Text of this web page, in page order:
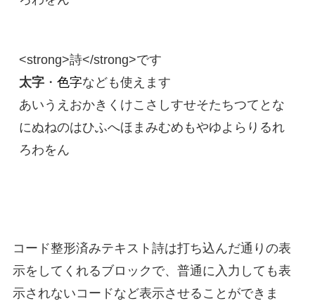
太字・ 色字なども使えます
あいうえおかきくけこさしすせそたちつてとな
にぬねのはひふへほまみむめもやゆよらりるれ
ろわをん
コード整形済みテキスト 詩は打ち込んだ通りの表
示をしてくれるブロックで、普通に入力しても表
示されないコードなど表示させることができま